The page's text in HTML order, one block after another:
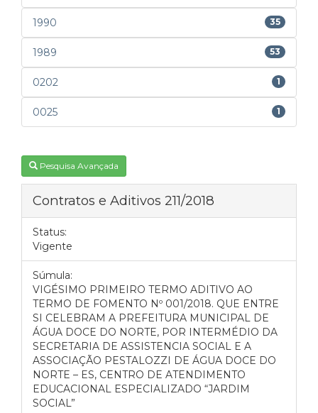
1990 35
1989 53
0202 1
0025 1
Pesquisa Avançada
Contratos e Aditivos 211/2018
Status:
Vigente
Súmula:
VIGÉSIMO PRIMEIRO TERMO ADITIVO AO
TERMO DE FOMENTO Nº 001/2018. QUE ENTRE
SI CELEBRAM A PREFEITURA MUNICIPAL DE
ÁGUA DOCE DO NORTE, POR INTERMÉDIO DA
SECRETARIA DE ASSISTENCIA SOCIAL E A
ASSOCIAÇÃO PESTALOZZI DE ÁGUA DOCE DO
NORTE – ES, CENTRO DE ATENDIMENTO
EDUCACIONAL ESPECIALIZADO “JARDIM
SOCIAL”